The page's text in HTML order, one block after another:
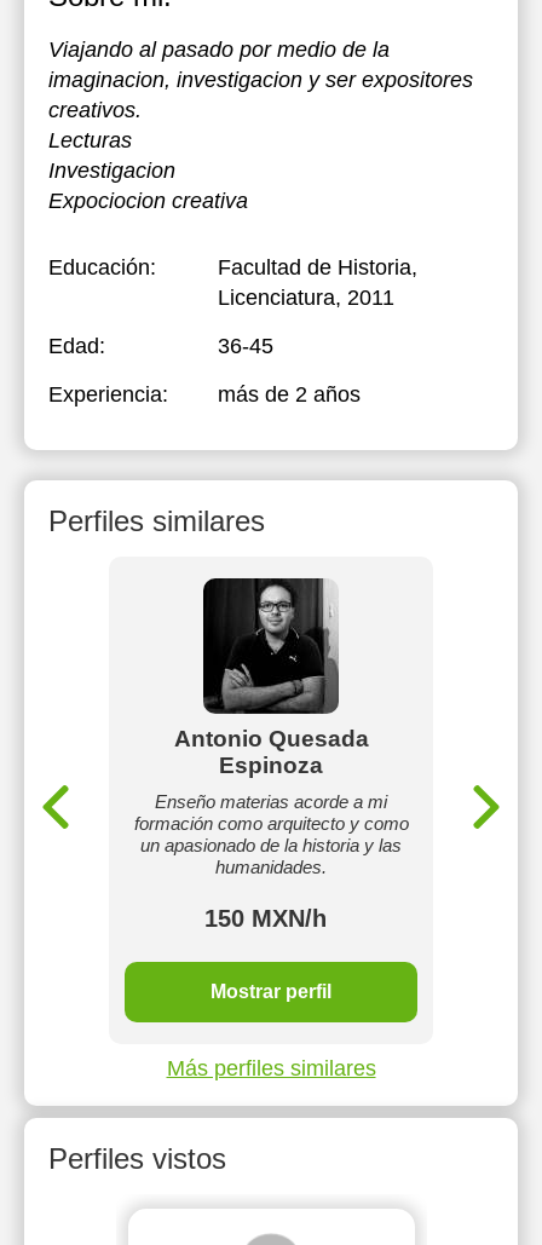
Viajando al pasado por medio de la
imaginacion, investigacion y ser expositores
creativos.
Lecturas
Investigacion
Expociocion creativa
Educación: Facultad de Historia,
Licenciatura, 2011
Edad:
36-45
Experiencia:
más de 2 años
Perfiles similares
y
Antonio Quesada
Espinoza
Enseño materias acorde a mi
formación como arquitecto y como
un apasionado de la historia y las
humanidades.
150 MXN/h
Mostrar perfil
Más perfiles similares
Perfiles vistos